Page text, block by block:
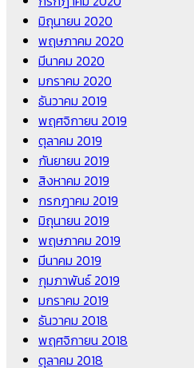
มิถุนายน 2020
พฤษภาคม 2020
มีนาคม 2020
มกราคม 2020
ธันวาคม 2019
พฤศจิกายน 2019
ตุลาคม 2019
กันยายน 2019
สิงหาคม 2019
กรกฎาคม 2019
มิถุนายน 2019
พฤษภาคม 2019
มีนาคม 2019
กุมภาพันธ์ 2019
มกราคม 2019
ธันวาคม 2018
พฤศจิกายน 2018
ตุลาคม 2018